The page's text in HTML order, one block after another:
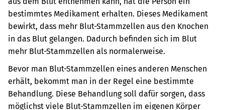
bestimmtes Medikament erhalten. Dieses Medikament
bewirkt, dass mehr Blut-Stammzellen aus den Knochen
in das Blut gelangen. Dadurch befinden sich im Blut
mehr Blut-Stammzellen als normalerweise.
Bevor man Blut-Stammzellen eines anderen Menschen
erhält, bekommt man in der Regel eine bestimmte
Behandlung. Diese Behandlung soll dafür sorgen, dass
möglichst viele Blut-Stammzellen im eigenen Körper